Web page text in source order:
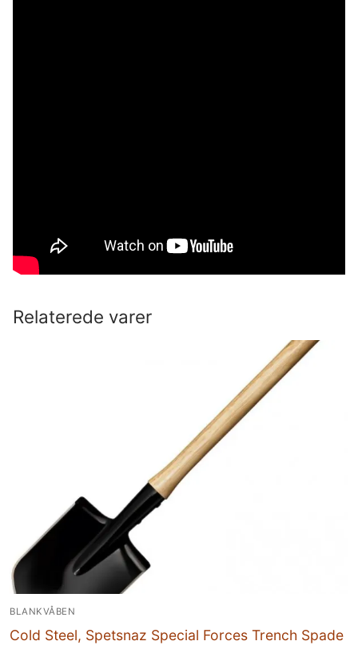
Relaterede varer
BLANKVÅBEN
Cold Steel, Spetsnaz Special Forces Trench Spade